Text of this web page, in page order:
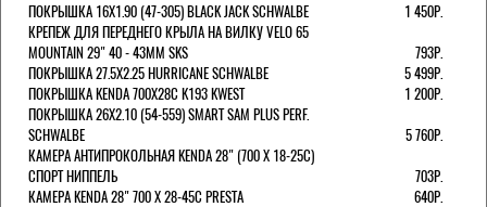
ПОКРЫШКА 16X1.90 (47-305) BLACK JACK SCHWALBE
1 450Р.
КРЕПЕЖ ДЛЯ ПЕРЕДНЕГО КРЫЛА НА ВИЛКУ VELO 65
MOUNTAIN 29" 40 - 43ММ SKS
793Р.
ПОКРЫШКА 27.5X2.25 HURRICANE SCHWALBE
5 499Р.
ПОКРЫШКА KENDA 700Х28С K193 KWEST
1 200Р.
ПОКРЫШКА 26X2.10 (54-559) SMART SAM PLUS PERF.
SCHWALBE
5 760Р.
КАМЕРА АНТИПРОКОЛЬНАЯ KENDA 28" (700 Х 18-25C)
СПОРТ НИППЕЛЬ
703Р.
КАМЕРА KENDA 28" 700 Х 28-45С PRESTA
640Р.